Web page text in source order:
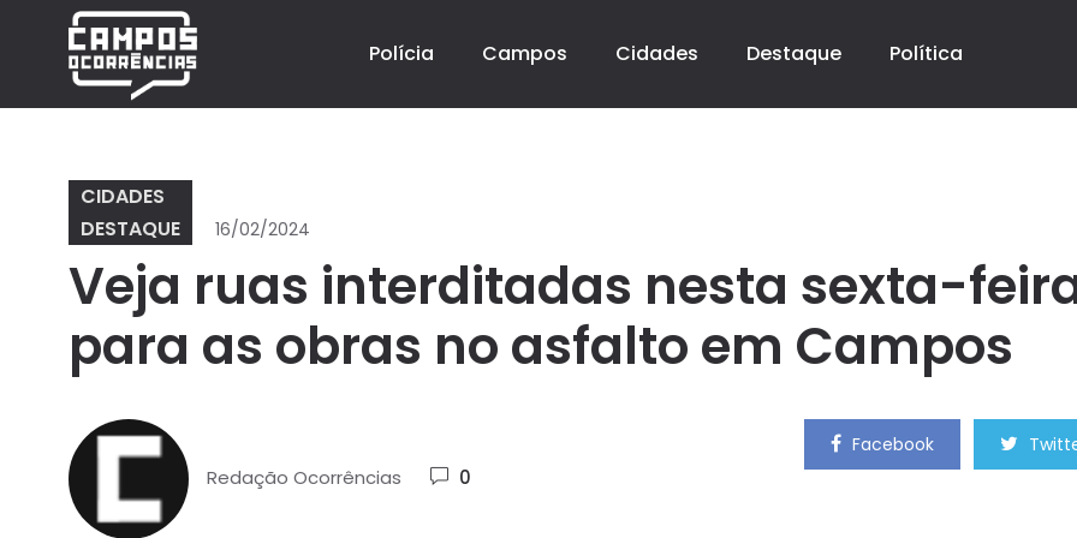
Polícia Campos Cidades Destaque Política
CIDADES
DESTAQUE
16/02/2024
Veja ruas interditadas nesta sexta-
para as obras no asfalto em Campos
Redação Ocorrências 0
Facebook